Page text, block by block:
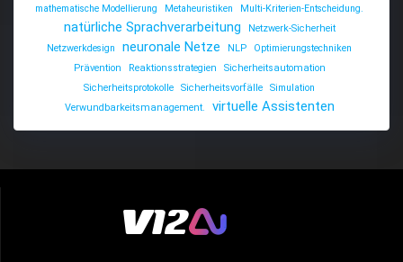
mathematische Modellierung Metaheuristiken Multi-Kriterien-Entscheidung.
natürliche Sprachverarbeitung
Netzwerk-Sicherheit
Netzwerkdesign
neuronale Netze NLP
Optimierungstechniken
Prävention
Reaktionsstrategien
Sicherheitsautomation
Sicherheitsprotokolle
Sicherheitsvorfälle
Simulation
Verwundbarkeitsmanagement.
virtuelle Assistenten